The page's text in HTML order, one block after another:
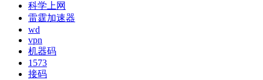
科学上网
雷霆加速器
wd
vpn
机器码
1573
接码